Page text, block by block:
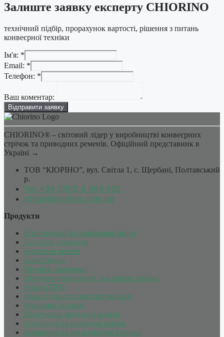
Залиште заявку експерту CHIORINO
технічний підбір, прорахунок вартості, рішення з питань
конвеєрної техніки
Ім'я: *
Email: *
Телефон: *
коментар:
Ім'я:
Ваш коментар:
Відправити заявку
CHIORINO® – світовий лідер у виробництві конвеєрних
стрічок та приводних ременів. Офіційний представник в
Україні →
ТОВ “КІОРІНО”, вул. Світла 1, c. Щербані, Полтавський
р.
Tel. +38 (050) 8 065 605
office@chiorino.com.ua
Продукти
Еластомерні та силіконові листи
Роликові покриття
Безшовні ремені
Бічні стінки
Профілі, напрямні
Поліуретанові круглі та клинові ремені
Ремені ГРМ
Ремені для передачі потужності
Машинні стрічки
Пластикові модульні ремені
Однорідні та приводні ремені
Конвеєрні та технологічні стрічки